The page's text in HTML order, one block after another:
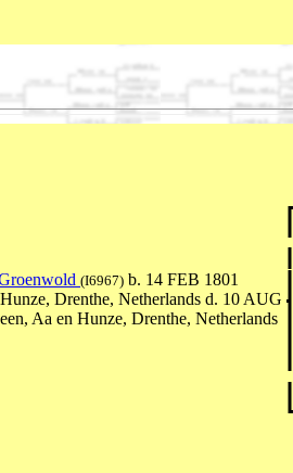
(I6967) b. 14 FEB 1801
Drenthe, Netherlands d. 10 AUG
Aa en Hunze, Drenthe, Netherlands